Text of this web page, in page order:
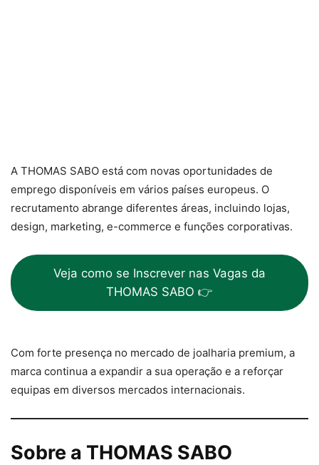
A THOMAS SABO está com novas oportunidades de
emprego disponíveis em vários países europeus. O
recrutamento abrange diferentes áreas, incluindo lojas,
design, marketing, e-commerce e funções corporativas.
Veja como se Inscrever nas Vagas da
THOMAS SABO 👉
Com forte presença no mercado de joalharia premium, a
marca continua a expandir a sua operação e a reforçar
equipas em diversos mercados internacionais.
Sobre a THOMAS SABO